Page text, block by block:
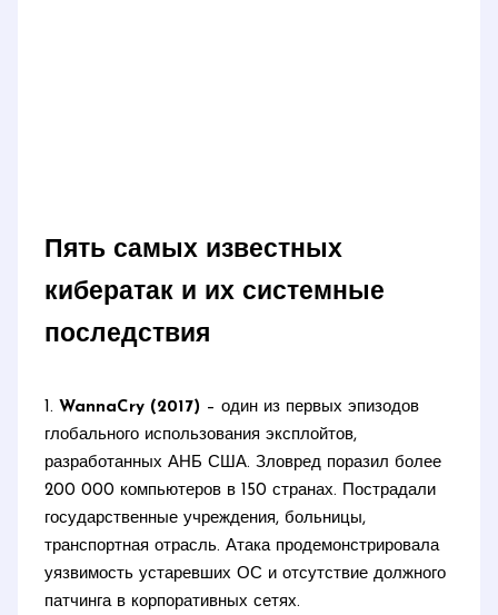
Пять самых известных
кибератак и их системные
последствия
1. WannaCry (2017) – один из первых эпизодов
глобального использования эксплойтов,
разработанных АНБ США. Зловред поразил более
200 000 компьютеров в 150 странах. Пострадали
государственные учреждения, больницы,
транспортная отрасль. Атака продемонстрировала
уязвимость устаревших ОС и отсутствие должного
патчинга в корпоративных сетях.